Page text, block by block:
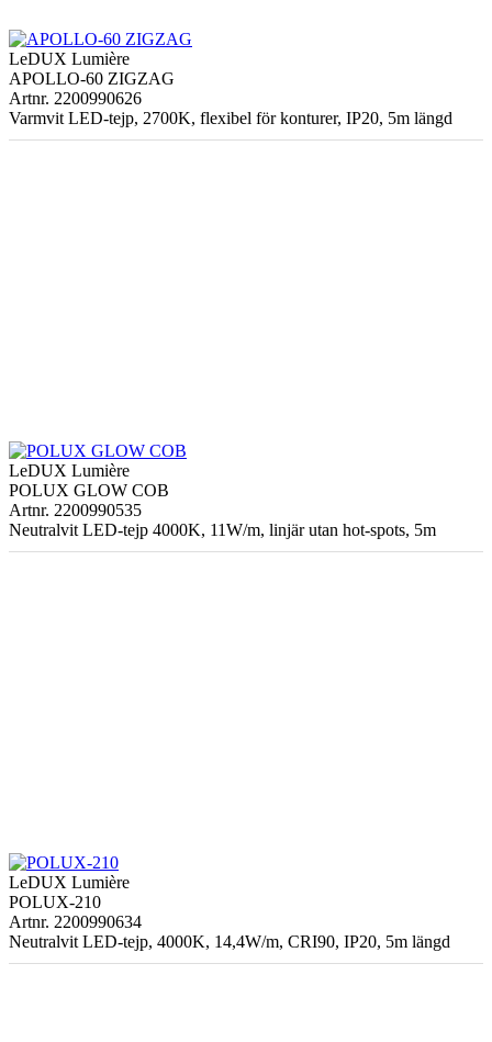
LeDUX Lumière
APOLLO-60 ZIGZAG
Artnr. 2200990626
Varmvit LED-tejp, 2700K, flexibel för konturer, IP20, 5m längd
LeDUX Lumière
POLUX GLOW COB
Artnr. 2200990535
Neutralvit LED-tejp 4000K, 11W/m, linjär utan hot-spots, 5m
LeDUX Lumière
POLUX-210
Artnr. 2200990634
Neutralvit LED-tejp, 4000K, 14,4W/m, CRI90, IP20, 5m längd